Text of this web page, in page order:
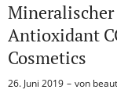
Antioxidant
Cosmetics
26. Juni 2019 von